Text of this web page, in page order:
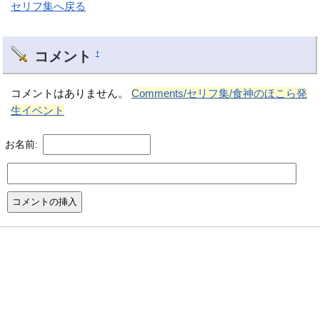
セリフ集へ戻る
コメント †
コメントはありません。Comments/セリフ集/食神のほこら発
生イベント
お名前: